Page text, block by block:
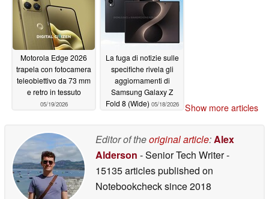
Motorola Edge 2026
trapela con fotocamera
teleobiettivo da 73 mm
e retro in tessuto
05/19/2026
La fuga di notizie sulle
specifiche rivela gli
aggiornamenti di
Samsung Galaxy Z
Fold 8 (Wide) 05/18/2026 Show more articles
Editor of theoriginal article:Alex
Alderson - Senior Tech Writer-
15135 articles published on
Notebookchecksince 2018